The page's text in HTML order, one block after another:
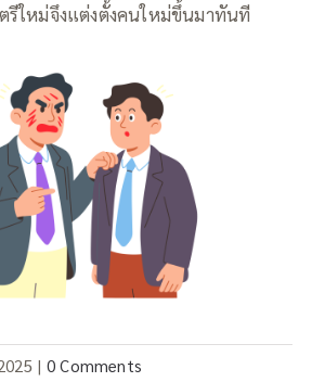
รีใหม่จึงแต่งตั้งคนใหม่ขึ้นมาทันที
| 0 Comments